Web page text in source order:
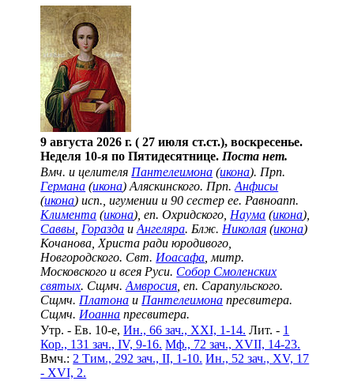
9 августа 2026 г. ( 27 июля ст.ст.), воскресенье.
Неделя 10-я по Пятидесятнице. Поста нет.
Вмч. и целителя Пантелеимона (икона). Прп.
Германа (икона) Аляскинского. Прп.Анфисы
(икона) исп., игумении и 90 сестер ее. Равноапп.
Климента (икона), еп. Охридского, Наума (икона),
Саввы Горазда иАнгеляра. Блж. Николая (икона)
Кочанова, Христа ради юродивого,
Новгородского. Свт. Иоасафа , митр.
Московского и всея Руси. Собор Смоленских
святых. Сщмч.Амвросия , еп. Сарапульского.
Сщмч. Платона и Пантелеимона пресвитера.
Сщмч. Иоанна пресвитера.
Утр. - Ев. 10-е,Ин., 66 зач., XXI, 1-14. Лит. - 1
Кор., 131 зач., IV, 9-16. Мф., 72 зач., XVII, 14-23.
Вмч.: 2 Тим., 292 зач., II, 1-10. Ин., 52 зач., XV, 17
- XVI, 2.